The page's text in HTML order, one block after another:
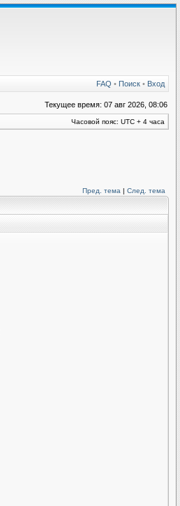
FAQ • Поиск • Вход
Текущее время: 07 авг 2026, 08:06
Часовой пояс: UTC + 4 часа
Пред. тема | След. тема